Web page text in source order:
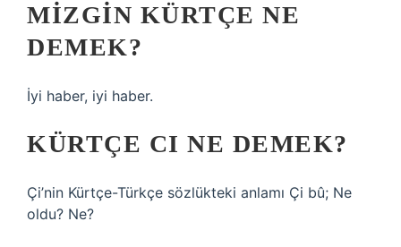
MIZGIN KÜRTÇE NE
DEMEK?
İyi haber, iyi haber.
KÜRTÇE CI NE DEMEK?
Çi’nin Kürtçe-Türkçe sözlükteki anlamı Çi bû; Ne
oldu? Ne?